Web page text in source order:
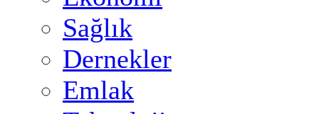
Sağlık
Dernekler
Emlak